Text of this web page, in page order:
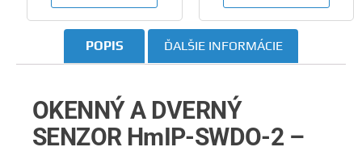
POPIS ĎALŠIE INFORMÁCIE
OKENNÝ A DVERNÝ
SENZOR HmIP-SWDO-2 –